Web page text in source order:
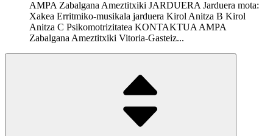
AMPA Zabalgana Ameztitxiki JARDUERA Jarduera mota:
Xakea Erritmiko-musikala jarduera Kirol Anitza B Kirol
Anitza C Psikomotrizitatea KONTAKTUA AMPA
Zabalgana Ameztitxiki Vitoria-Gasteiz...